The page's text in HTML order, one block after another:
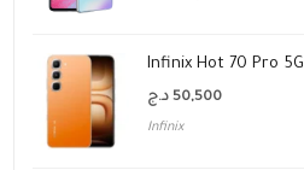
Infinix Hot 70 Pro 5G
50,500 د.ج
Infinix